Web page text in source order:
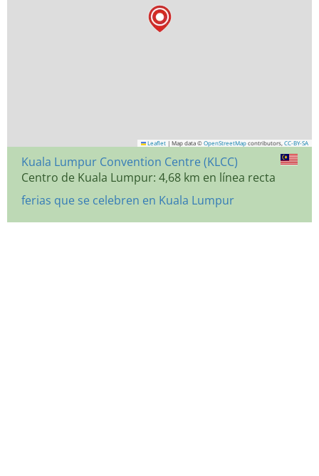
Leaflet | Map data © OpenStreetMap contributors, CC-BY-SA
Kuala Lumpur Convention Centre (KLCC)
Centro de Kuala Lumpur: 4,68 km en línea recta
ferias que se celebren en Kuala Lumpur